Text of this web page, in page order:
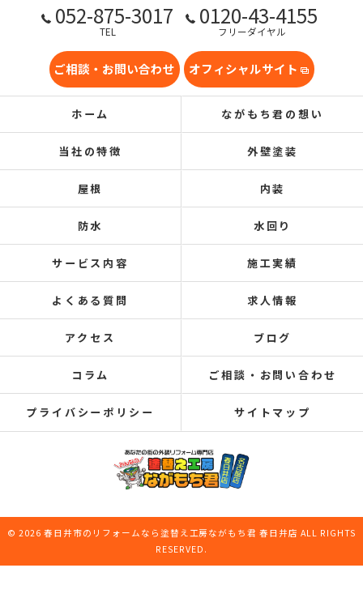
052-875-3017
TEL
0120-43-4155
フリーダイヤル
ご相談・お問い合わせ オフィシャルサイト
ホーム ながもち君の想い
当社の特徴 外壁塗装
屋根 内装
防水 水回り
サービス内容 施工実績
よくある質問 求人情報
アクセス ブログ
コラム ご相談・お問い合わせ
プライバシーポリシー サイトマップ
© 2026 春日井市のリフォームなら塗替え工房ながもち君 春日井店 ALL RIGHTS
RESERVED.